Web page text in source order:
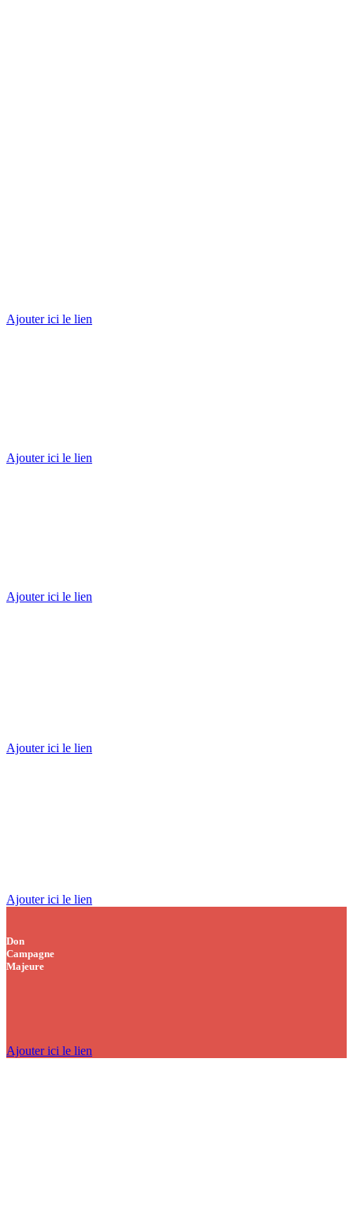
Ajouter ici le lien
Ajouter ici le lien
Ajouter ici le lien
Ajouter ici le lien
Ajouter ici le lien
Don
Campagne
Majeure
Ajouter ici le lien